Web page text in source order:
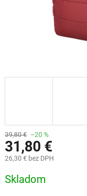
39,80 € –20 %
31,80 €
26,30 € bez DPH
cena:
Skladom